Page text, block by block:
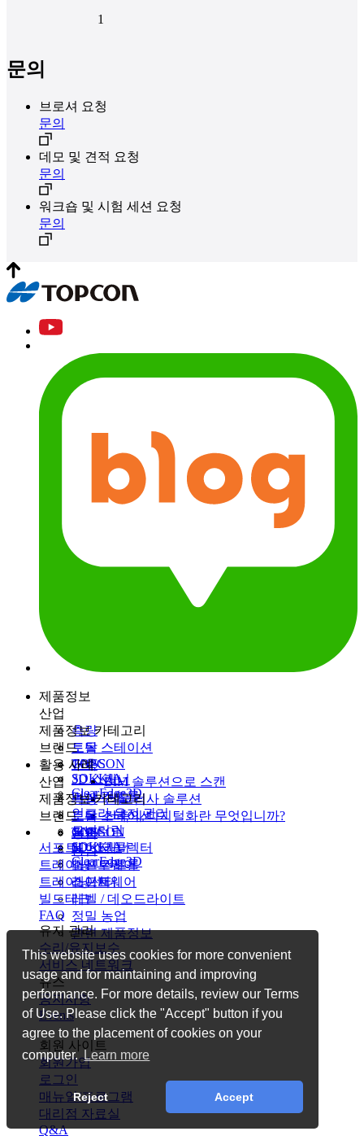
INDIA
1
문의
브로셔 요청
문의
데모 및 견적 요청
문의
워크숍 및 시험 세션 요청
문의